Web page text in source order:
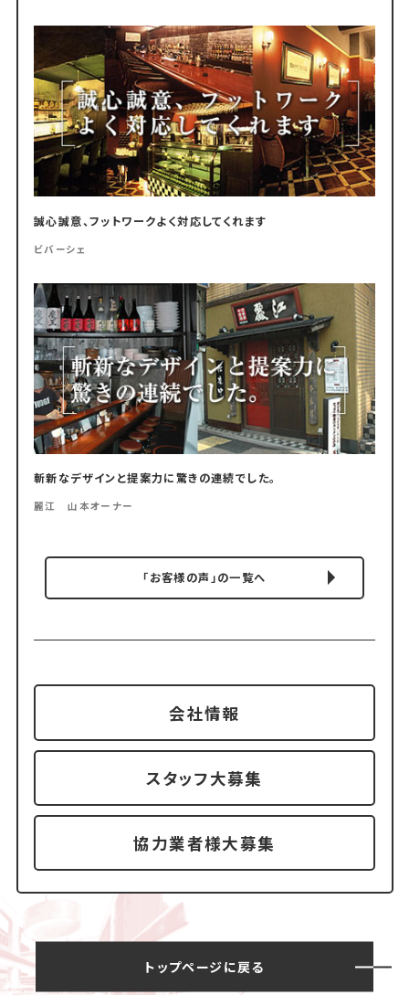
誠心誠意、フットワークよく対応してくれます
ビバーシェ
斬新なデザインと提案力に驚きの連続でした。
麗江 山本オーナー
「お客様の声」の一覧へ
会社情報
スタッフ大募集
協力業者様大募集
トップページに戻る